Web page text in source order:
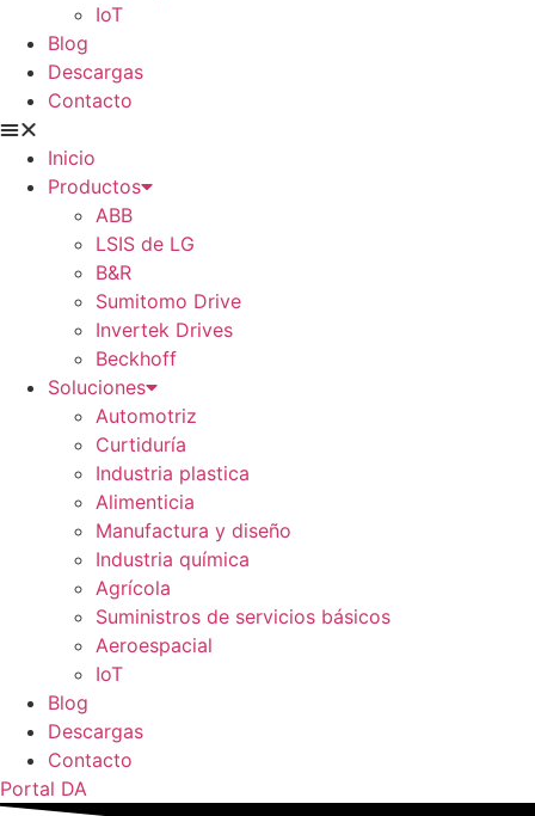
IoT
Blog
Descargas
Contacto
Inicio
Productos
ABB
LSIS de LG
B&R
Sumitomo Drive
Invertek Drives
Beckhoff
Soluciones
Automotriz
Curtiduría
Industria plastica
Alimenticia
Manufactura y diseño
Industria química
Agrícola
Suministros de servicios básicos
Aeroespacial
IoT
Blog
Descargas
Contacto
Portal DA